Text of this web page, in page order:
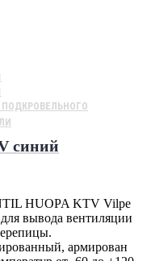
синий
HUOPA KTV Vilpe
вывода вентиляции
армирован